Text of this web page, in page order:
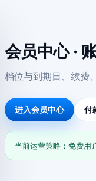
会员中心 ·
档位与到期日、续费
进入会员中心 付
当前运营策略：免费用